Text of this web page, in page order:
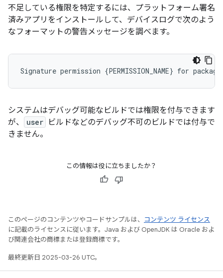
不足している権限を特定するには、プラットフォーム署名
済みアプリをインストールして、デバイスログで次のよう
なフォーマットの警告メッセージを調べます。
システムはデバッグ可能なビルドでは権限を付与できます
が、
user
ビルドなどのデバッグ不可のビルドでは付与で
きません。
この情報は役に立ちましたか？
このページのコンテンツやコードサンプルは、
コンテンツ ライセンス
に記載のライセンスに従います。Java および OpenJDK は Oracle およ
び関連会社の商標または登録商標です。
最終更新日 2025-03-26 UTC。